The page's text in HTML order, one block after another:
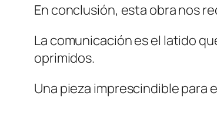
En conclusión, esta obra nos
La comunicación es el latido
oprimidos.
Una pieza imprescindible para